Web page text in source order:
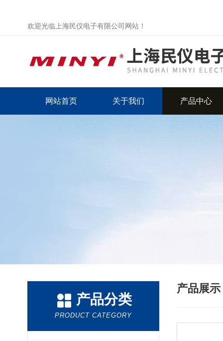
欢迎光临上海民仪电子有限公司网站！
网站首页 关于我们 产品中心
产品分类
PRODUCT CATEGORY
产品展示